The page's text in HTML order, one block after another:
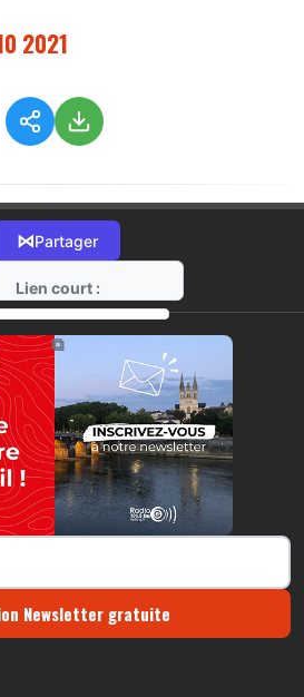
2021
⋈Partager
Lien court :
https://radio-g.fr?6366
⧉
Newsletter gratuite